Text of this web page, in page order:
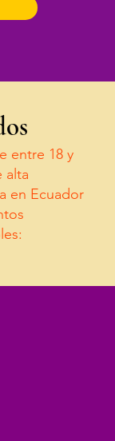
entre 18 y
alta
en Ecuador